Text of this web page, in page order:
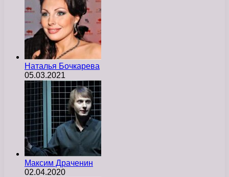
Наталья Бочкарева
05.03.2021
Максим Драченин
02.04.2020